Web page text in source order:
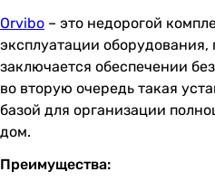
Orvibo – это недорогой
эксплуатации оборудования,
заключается обеспечении
во вторую очередь такая
базой для организации
дом.
Преимущества: